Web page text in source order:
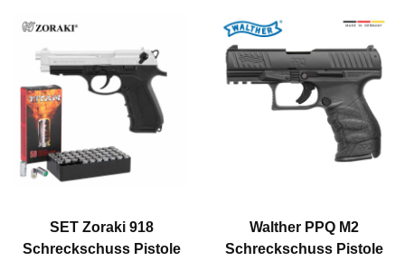
SET Zoraki 918
Schreckschuss Pistole
Walther PPQ M2
Schreckschuss Pistole